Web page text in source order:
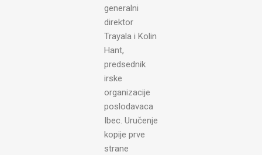
generalni
direktor
Trayala i Kolin
Hant,
predsednik
irske
organizacije
poslodavaca
Ibec. Uručenje
kopije prve
strane